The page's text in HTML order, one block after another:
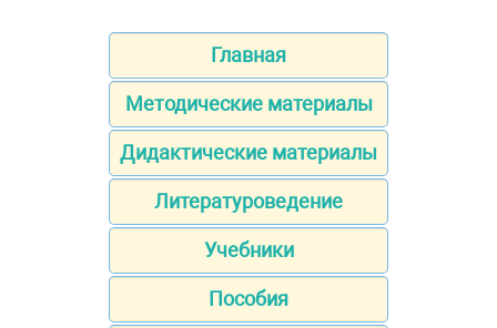
Главная
Методические материалы
Дидактические материалы
Литературоведение
Учебники
Пособия